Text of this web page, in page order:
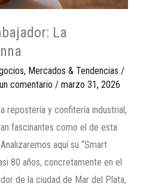
La
, Mercados & Tendencias /
comentario / marzo 31, 2026
repostería y confitería industrial,
fascinantes como el de esta
aquí su “Smart
80 años, concretamente en el
de la ciudad de Mar del Plata,